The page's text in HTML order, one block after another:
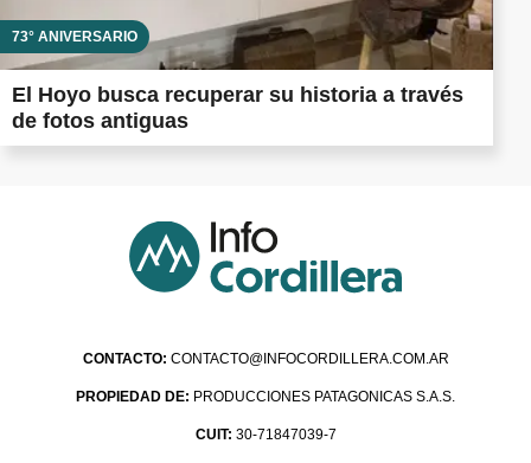
73° ANIVERSARIO
El Hoyo busca recuperar su historia a través
de fotos antiguas
CONTACTO: CONTACTO@INFOCORDILLERA.COM.AR
PROPIEDAD DE: PRODUCCIONES PATAGONICAS S.A.S.
CUIT: 30-71847039-7